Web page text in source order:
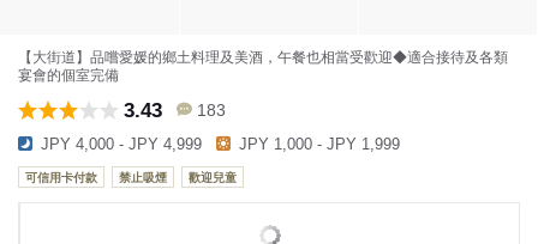
【大街道】品嚐愛媛的鄉土料理及美酒，午餐也相當受歡迎◆適合接待及各類
宴會的個室完備
3.43 183
JPY 4,000 - JPY 4,999 JPY 1,000 - JPY 1,999
可信用卡付款 禁止吸煙 歡迎兒童